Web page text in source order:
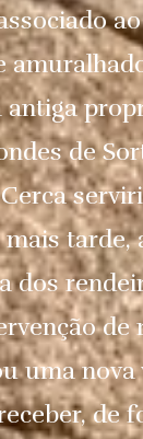
de
dos
de
uma
de